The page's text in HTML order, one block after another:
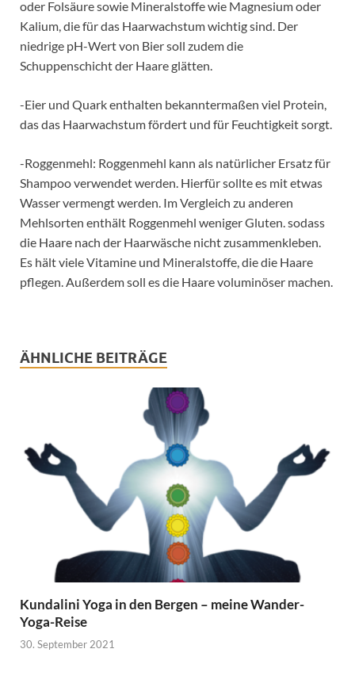
oder Folsäure sowie Mineralstoffe wie Magnesium oder
Kalium, die für das Haarwachstum wichtig sind. Der
niedrige pH-Wert von Bier soll zudem die
Schuppenschicht der Haare glätten.
-Eier und Quark enthalten bekanntermaßen viel Protein,
das das Haarwachstum fördert und für Feuchtigkeit sorgt.
-Roggenmehl: Roggenmehl kann als natürlicher Ersatz für
Shampoo verwendet werden. Hierfür sollte es mit etwas
Wasser vermengt werden. Im Vergleich zu anderen
Mehlsorten enthält Roggenmehl weniger Gluten. sodass
die Haare nach der Haarwäsche nicht zusammenkleben.
Es hält viele Vitamine und Mineralstoffe, die die Haare
pflegen. Außerdem soll es die Haare voluminöser machen.
ÄHNLICHE BEITRÄGE
Kundalini Yoga in den Bergen – meine Wander-
Yoga-Reise
30. September 2021